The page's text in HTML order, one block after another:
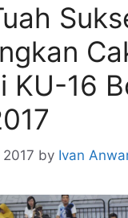
KU-16
by Ivan